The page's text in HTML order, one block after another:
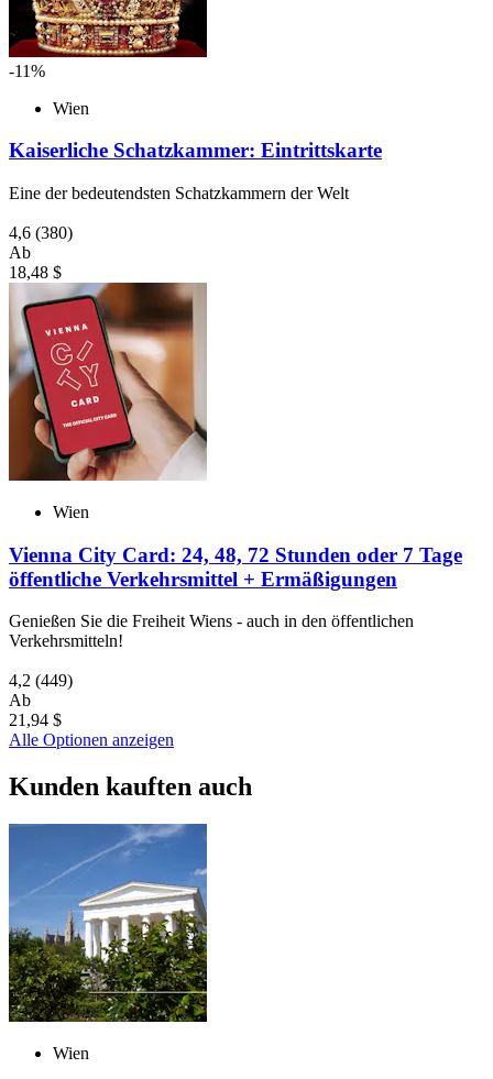
-11%
Wien
Kaiserliche Schatzkammer: Eintrittskarte
Eine der bedeutendsten Schatzkammern der Welt
4,6 (380)
Ab
18,48 $
Wien
Vienna City Card: 24, 48, 72 Stunden oder 7 Tage
öffentliche Verkehrsmittel + Ermäßigungen
Genießen Sie die Freiheit Wiens - auch in den öffentlichen
Verkehrsmitteln!
4,2 (449)
Ab
21,94 $
Alle Optionen anzeigen
Kunden kauften auch
Wien